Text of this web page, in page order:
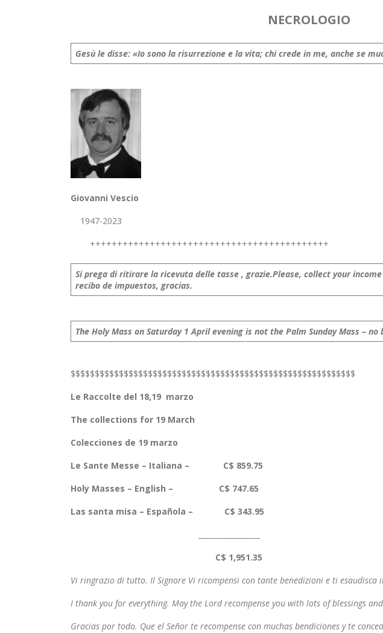
NECROLOGIO
Gesù le disse: «Io sono la risurrezione e la vita; chi crede in me, anche se
Giovanni Vescio
1947-2023
++++++++++++++++++++++++++++++++++++++++++++
Si prega di ritirare la ricevuta delle tasse , grazie.Please, collect your
recibo de impuestos, gracias.
The Holy Mass on Saturday 1 April evening is not the Palm Sunday Mass –
$$$$$$$$$$$$$$$$$$$$$$$$$$$$$$$$$$$$$$$$$$$$$$$$$$$$$$$$$$$
Le Raccolte del 18,19 marzo
The collections for 19 March
Colecciones de 19 marzo
Le Sante Messe – Italiana – C$ 859.75
Holy Masses – English – C$ 747.65
Las santa misa – Española – C$ 343.95
C$ 1,951.35
Vi ringrazio di tutto. Il Signore Vi ricompensi con tante benedizioni e ti esaudisca
I thank you for everything. May the Lord recompense you with lots of blessings
Gracias por todo. Que el Señor te recompense con muchas bendiciones y te